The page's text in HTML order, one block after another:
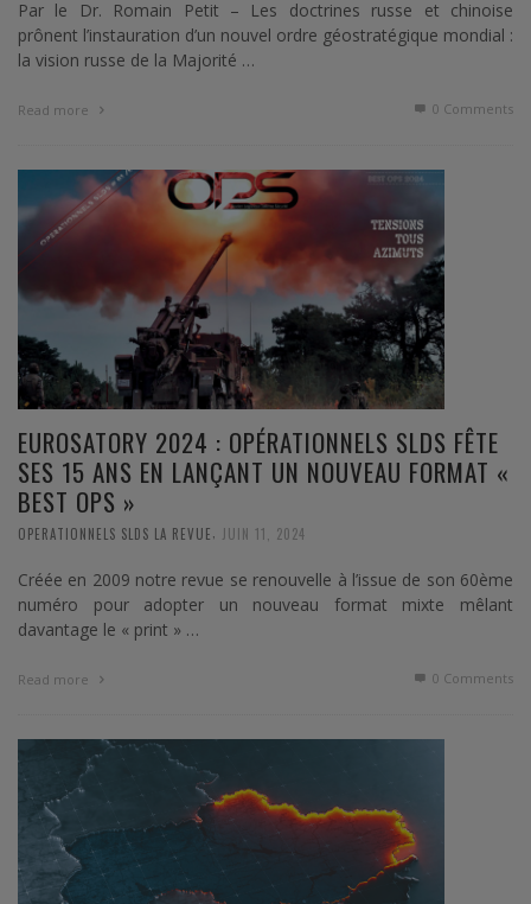
Par le Dr. Romain Petit – Les doctrines russe et chinoise
prônent l’instauration d’un nouvel ordre géostratégique mondial :
la vision russe de la Majorité …
Read more 0 Comments
EUROSATORY 2024 : OPÉRATIONNELS SLDS FÊTE
SES 15 ANS EN LANÇANT UN NOUVEAU FORMAT «
BEST OPS »
OPERATIONNELS SLDS LA REVUE JUIN 11, 2024
Créée en 2009 notre revue se renouvelle à l’issue de son 60ème
numéro pour adopter un nouveau format mixte mêlant
davantage le « print » …
Read more 0 Comments